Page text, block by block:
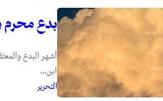
بدع محرم
أشهر البدع
ابن…
التحرير